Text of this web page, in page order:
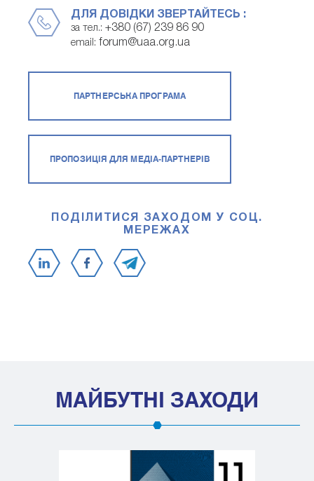
ДЛЯ ДОВІДКИ ЗВЕРТАЙТЕСЬ :
за тел.: +380 (67) 239 86 90
email: forum@uaa.org.ua
ПАРТНЕРСЬКА ПРОГРАМА
ПРОПОЗИЦІЯ ДЛЯ МЕДІА-ПАРТНЕРІВ
ПОДІЛИТИСЯ ЗАХОДОМ У СОЦ.
МЕРЕЖАХ
МАЙБУТНІ ЗАХОДИ